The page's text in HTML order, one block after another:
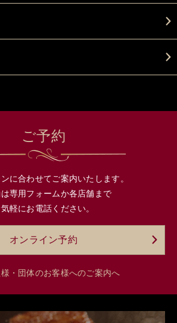
ご予約
に合わせてご案内いたします。
専用フォームか各店舗まで
軽にお電話ください。
オンライン予約
・団体のお客様へのご案内へ